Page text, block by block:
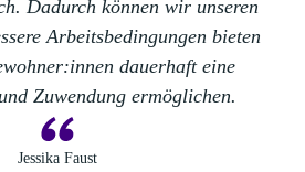
Dadurch können wir unseren
Arbeitsbedingungen bieten
dauerhaft eine
Zuwendung ermöglichen.
Jessika Faust